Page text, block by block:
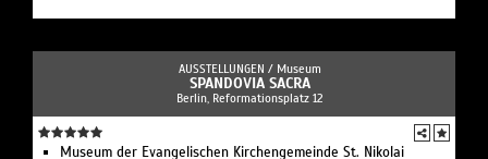
AUSSTELLUNGEN / Museum
SPANDOVIA SACRA
Berlin, Reformationsplatz 12
Museum der Evangelischen Kirchengemeinde St. Nikolai